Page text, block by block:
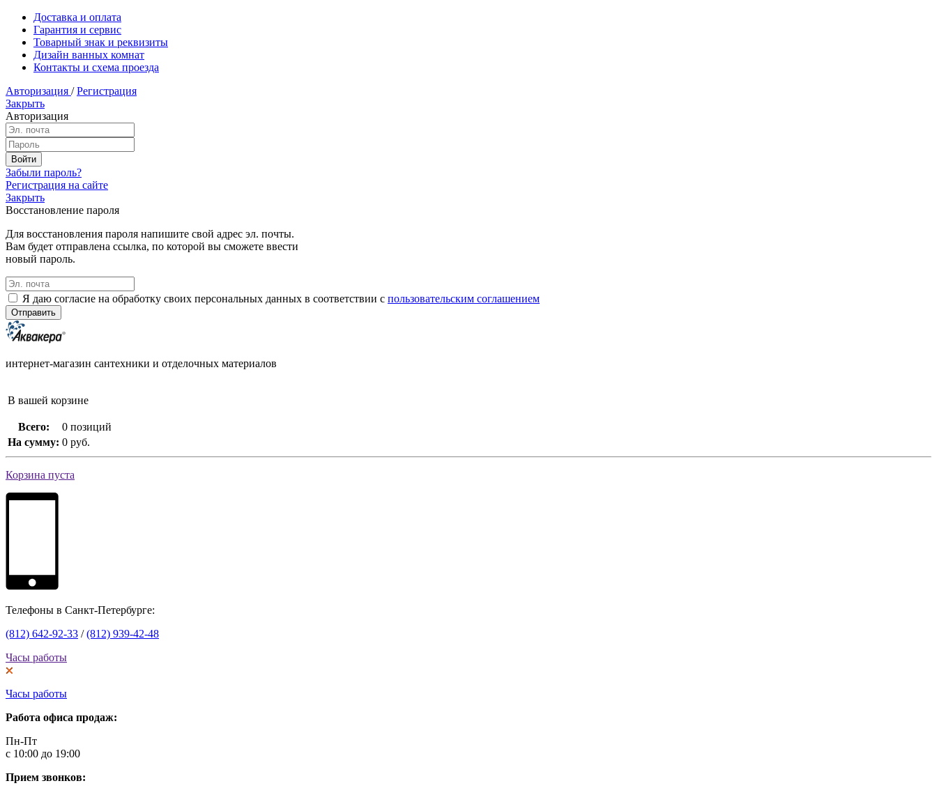
Доставка и оплата
Гарантия и сервис
Товарный знак и реквизиты
Дизайн ванных комнат
Контакты и схема проезда
Авторизация / Регистрация
Закрыть
Авторизация
Забыли пароль?
Регистрация на сайте
Закрыть
Восстановление пароля
Для восстановления пароля напишите свой адрес эл. почты.
Вам будет отправлена ссылка, по которой вы сможете ввести
новый пароль.
Я даю согласие на обработку своих персональных данных в соответствии с пользовательским соглашением
интернет-магазин сантехники и отделочных материалов
В вашей корзине
Всего:
0 позиций
На сумму: 0 руб.
Корзина пуста
Телефоны в Санкт-Петербурге:
(812) 642-92-33 /(812) 939-42-48
Часы работы
Часы работы
Работа офиса продаж:
Пн-Пт
с 10:00 до 19:00
Прием звонков: